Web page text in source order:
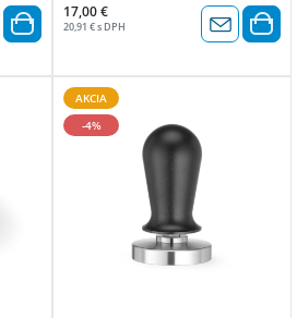
17,00 €
20,91 € s DPH
AKCIA
-4%